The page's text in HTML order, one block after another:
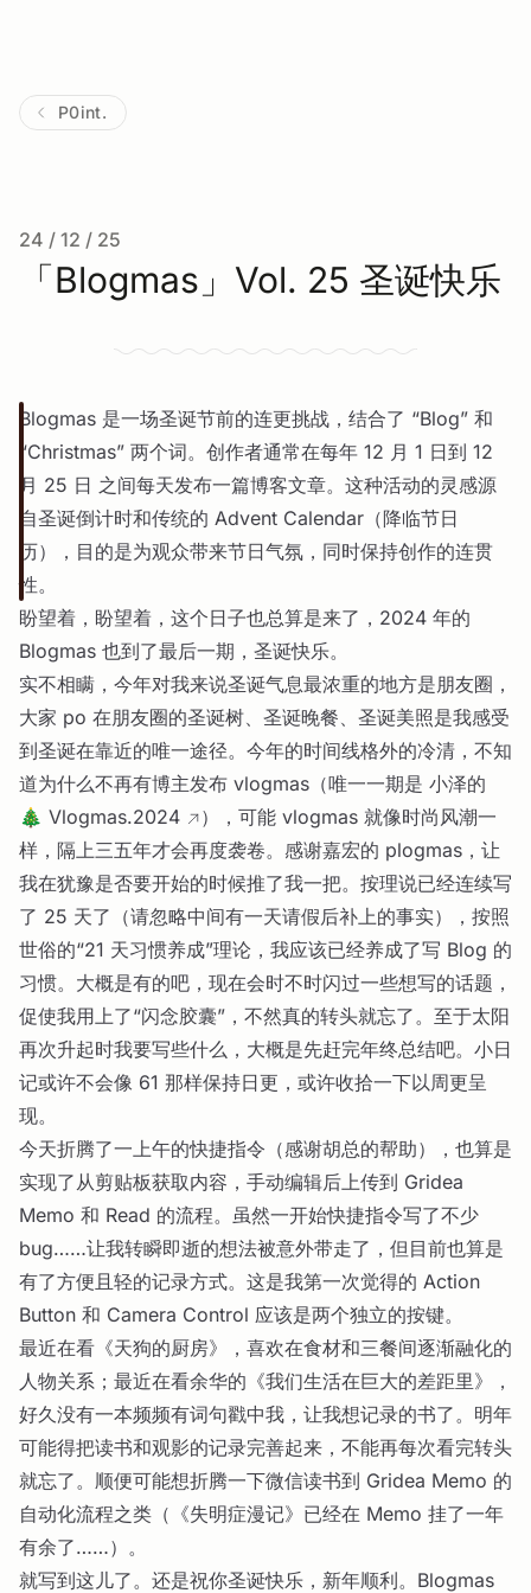
P0int.
24 / 12 / 25
「Blogmas」Vol. 25 圣诞快乐
Blogmas 是一场圣诞节前的连更挑战，结合了 “Blog” 和
“Christmas” 两个词。创作者通常在每年 12 月 1 日到 12
月 25 日 之间每天发布一篇博客文章。这种活动的灵感源
自圣诞倒计时和传统的 Advent Calendar（降临节日
历），目的是为观众带来节日气氛，同时保持创作的连贯
性。
盼望着，盼望着，这个日子也总算是来了，2024 年的
Blogmas 也到了最后一期，圣诞快乐。
实不相瞒，今年对我来说圣诞气息最浓重的地方是朋友圈，
大家 po 在朋友圈的圣诞树、圣诞晚餐、圣诞美照是我感受
到圣诞在靠近的唯一途径。今年的时间线格外的冷清，不知
道为什么不再有博主发布 vlogmas（唯一一期是 小泽的
🎄 Vlogmas.2024
），可能 vlogmas 就像时尚风潮一
样，隔上三五年才会再度袭卷。感谢嘉宏的 plogmas，让
我在犹豫是否要开始的时候推了我一把。按理说已经连续写
了 25 天了（请忽略中间有一天请假后补上的事实），按照
世俗的“21 天习惯养成”理论，我应该已经养成了写 Blog 的
习惯。大概是有的吧，现在会时不时闪过一些想写的话题，
促使我用上了“闪念胶囊”，不然真的转头就忘了。至于太阳
再次升起时我要写些什么，大概是先赶完年终总结吧。小日
记或许不会像 61 那样保持日更，或许收拾一下以周更呈
现。
今天折腾了一上午的快捷指令（感谢胡总的帮助），也算是
实现了从剪贴板获取内容，手动编辑后上传到 Gridea
Memo 和 Read 的流程。虽然一开始快捷指令写了不少
bug……让我转瞬即逝的想法被意外带走了，但目前也算是
有了方便且轻的记录方式。这是我第一次觉得的 Action
Button 和 Camera Control 应该是两个独立的按键。
最近在看《天狗的厨房》，喜欢在食材和三餐间逐渐融化的
人物关系；最近在看余华的《我们生活在巨大的差距里》，
好久没有一本频频有词句戳中我，让我想记录的书了。明年
可能得把读书和观影的记录完善起来，不能再每次看完转头
就忘了。顺便可能想折腾一下微信读书到 Gridea Memo 的
自动化流程之类（《失明症漫记》已经在 Memo 挂了一年
有余了……）。
就写到这儿了。还是祝你圣诞快乐，新年顺利。Blogmas